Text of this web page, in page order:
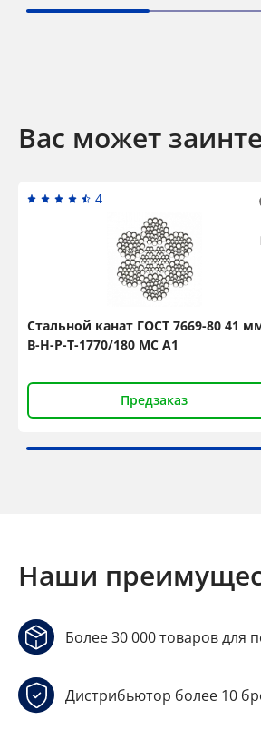
Вас может
4
Стальной канат ГОСТ 7669-80 41
В-Н-Р-Т-1770/180 МС А1
Предзаказ
Наши
Более 30 000 товаров для
Дистрибьютор более 10